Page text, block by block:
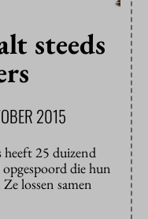
steeds
2015
25 duizend
die hun
lossen samen